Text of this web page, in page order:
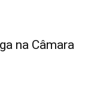
na Câmara